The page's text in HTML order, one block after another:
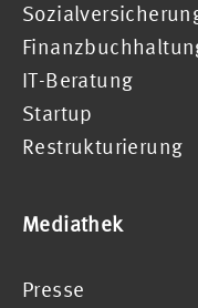
IT-Beratung
Startup
Restrukturierung
Mediathek
Presse